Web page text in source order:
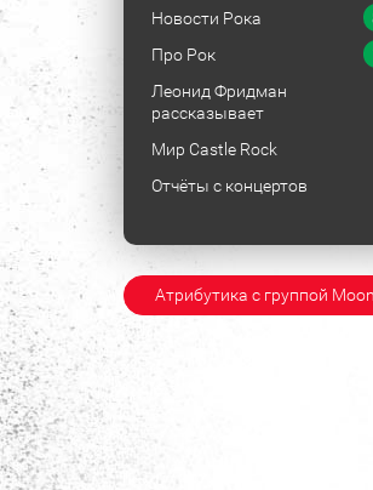
Новости Рока
Про Рок
Леонид Фридман
рассказывает
Мир Castle Rock
Отчёты с концертов
Атрибутика с группой